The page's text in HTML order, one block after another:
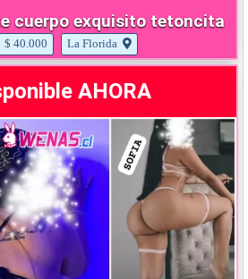
cuerpo exquisito tetoncita
$ 40.000 La Florida
AHORA